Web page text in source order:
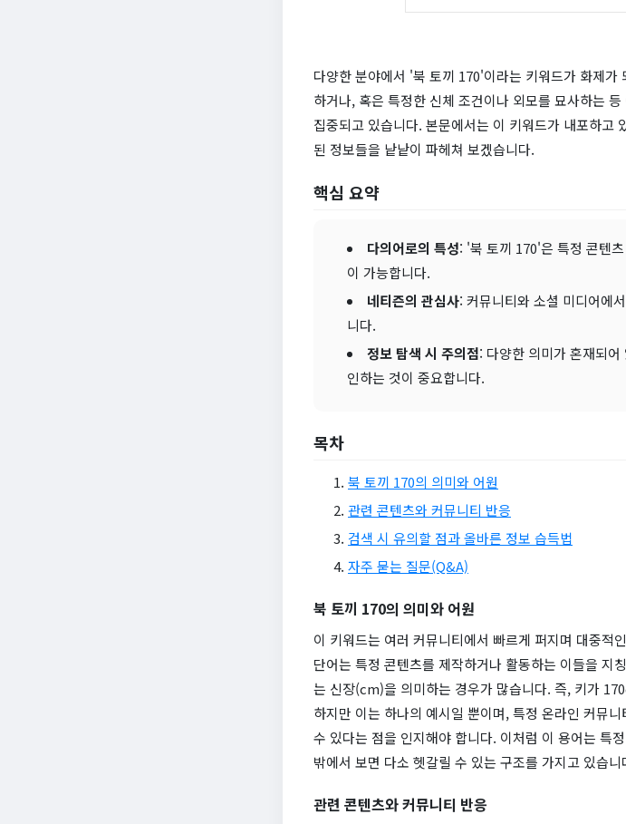
다양한 분야에서 '북 토끼 170'이라는 키워드가 화제가
하거나, 혹은 특정한 신체 조건이나 외모를 묘사하는
집중되고 있습니다. 본문에서는 이 키워드가 내포하고
된 정보들을 낱낱이 파헤쳐 보겠습니다.
핵심 요약
다의어로의 특성: '북 토끼 170'은 특정 콘텐
이 가능합니다.
네티즌의 관심사: 커뮤니티와 소셜 미디어에
니다.
정보 탐색 시 주의점: 다양한 의미가 혼재되
인하는 것이 중요합니다.
목차
북 토끼 170의 의미와 어원
관련 콘텐츠와 커뮤니티 반응
검색 시 유의할 점과 올바른 정보 습득법
자주 묻는 질문(Q&A)
북 토끼 170의 의미와 어원
이 키워드는 여러 커뮤니티에서 빠르게 퍼지며 대중적
단어는 특정 콘텐츠를 제작하거나 활동하는 이들을
는 신장(cm)을 의미하는 경우가 많습니다. 즉, 키가
하지만 이는 하나의 예시일 뿐이며, 특정 온라인 커뮤
수 있다는 점을 인지해야 합니다. 이처럼 이 용어는 특
밖에서 보면 다소 헷갈릴 수 있는 구조를 가지고 있습니
관련 콘텐츠와 커뮤니티 반응